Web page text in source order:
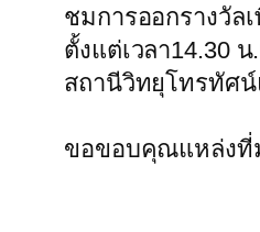
ชมการออกรางวัล
ตั้งแต่เวลา14.30
สถานีวิทยุโทรทัศน์
ขอขอบคุณแหล่งที่